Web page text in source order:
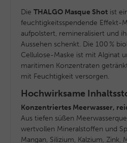
Die THALGO Masque Shot ist
feuchtigkeitsspendende Effekt-
aufpolstert, remineralisiert und
Aussehen schenkt. Die 100 %
Cellulose-Maske ist mit Alginat
maritimen Konzentraten
mit Feuchtigkeit versorgen.
Hochwirksame
Konzentriertes Meerwasser,
Aus tiefen süßen
wertvollen Mineralstoffen und
Mangan, Silizium, Kalzium, Zink,